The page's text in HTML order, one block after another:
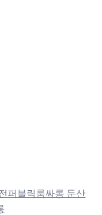
퍼블릭룸싸롱 둔산